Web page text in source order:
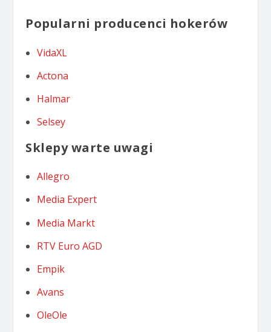
Popularni producenci hokerów
VidaXL
Actona
Halmar
Selsey
Sklepy warte uwagi
Allegro
Media Expert
Media Markt
RTV Euro AGD
Empik
Avans
OleOle